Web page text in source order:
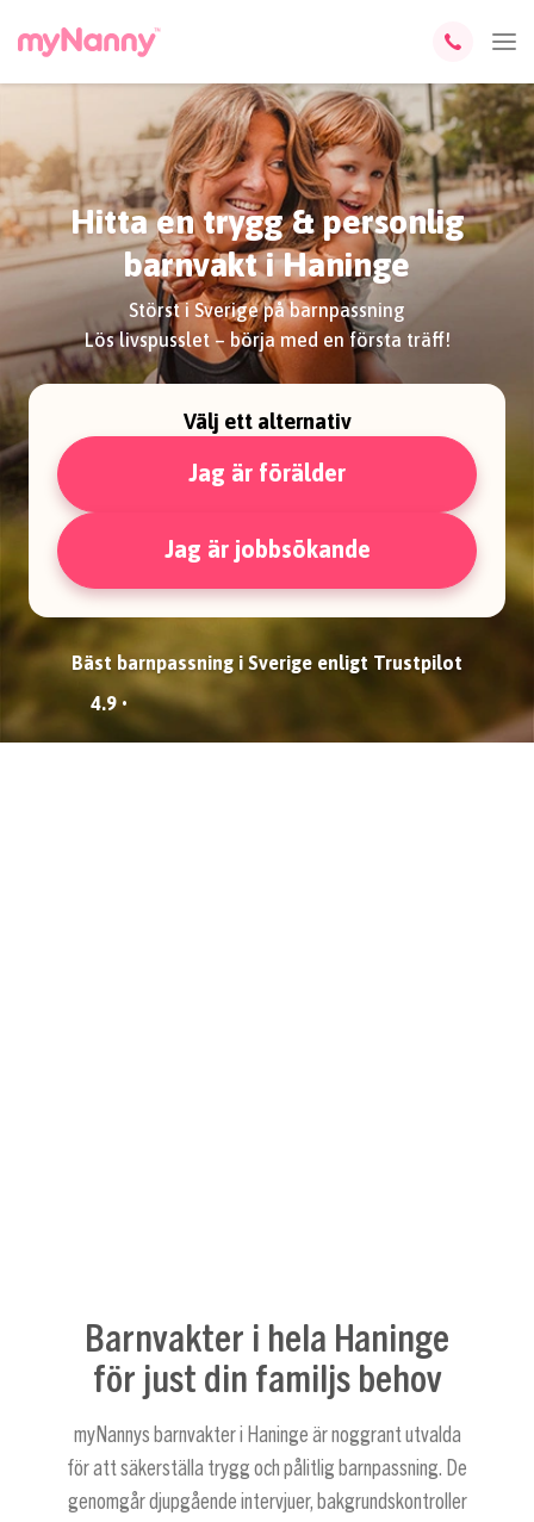
Hitta en trygg & personlig
barnvakt i Haninge
Störst i Sverige på barnpassning
Lös livspusslet – börja med en första träff!
Välj ett alternativ
Jag är förälder
Jag är jobbsökande
Bäst barnpassning i Sverige enligt Trustpilot
4.9 •
Barnvakter i hela Haninge
för just din familjs behov
myNannys barnvakter i Haninge är noggrant utvalda
för att säkerställa trygg och pålitlig barnpassning. De
genomgår djupgående intervjuer, bakgrundskontroller